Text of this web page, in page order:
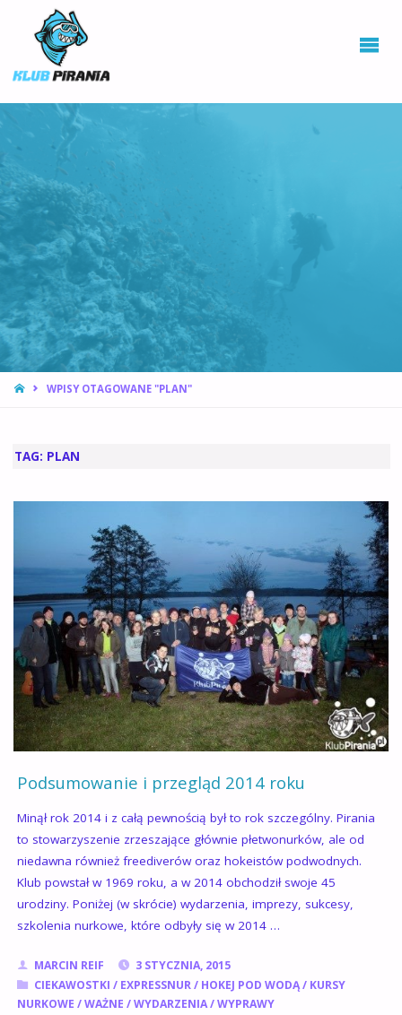
HOKEJ
STRONA
WPISY OTAGOWANE "PLAN"
TAG: PLAN
Podsumowanie i przegląd 2014 roku
Minął rok 2014 i z całą pewnością był to rok szczególny. Pirania
to stowarzyszenie zrzeszające głównie płetwonurków, ale od
niedawna również freediverów oraz hokeistów podwodnych.
Klub powstał w 1969 roku, a w 2014 obchodził swoje 45
urodziny. Poniżej (w skrócie) wydarzenia, imprezy, sukcesy,
szkolenia nurkowe, które odbyły się w 2014 …
MARCIN REIF
3 STYCZNIA, 2015
CIEKAWOSTKI / EXPRESSNUR/ HOKEJ POD WODĄ/ KURSY
NURKOWE /WAŻNE /WYDARZENIA/WYPRAWY